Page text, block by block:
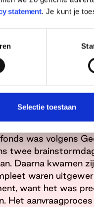
statement. Je kunt je
Selectie toestaan
op papier stond.
Ik besefte dat
Younity haast
van onze
ondernemers en
was volgens
twee
Daarna kwamen
waren
want het was
Het